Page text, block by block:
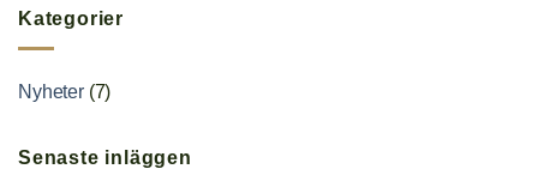
Kategorier
Nyheter(7)
Senaste inläggen